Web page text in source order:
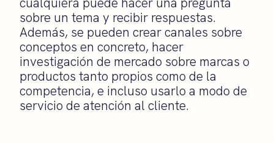
sobre un tema y recibir respuestas.
Además, se pueden crear canales sobre
conceptos en concreto, hacer
investigación de mercado sobre marcas o
productos tanto propios como de la
competencia, e incluso usarlo a modo de
servicio de atención al cliente.